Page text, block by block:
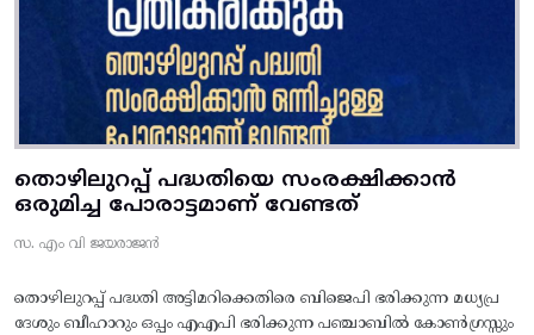
തൊഴിലുറപ്പ് പദ്ധതിയെ സംരക്ഷിക്കാൻ
ഒരുമിച്ച പോരാട്ടമാണ് വേണ്ടത്
സ. എം വി ജയരാജൻ
തൊഴിലുറപ്പ് പദ്ധതി അട്ടിമറിക്കെതിരെ ബിജെപി ഭരിക്കുന്ന മധ്യപ്ര
ദേശും ബീഹാറും ഒപ്പം എഎപി ഭരിക്കുന്ന പഞ്ചാബിൽ കോൺഗ്രസ്സും